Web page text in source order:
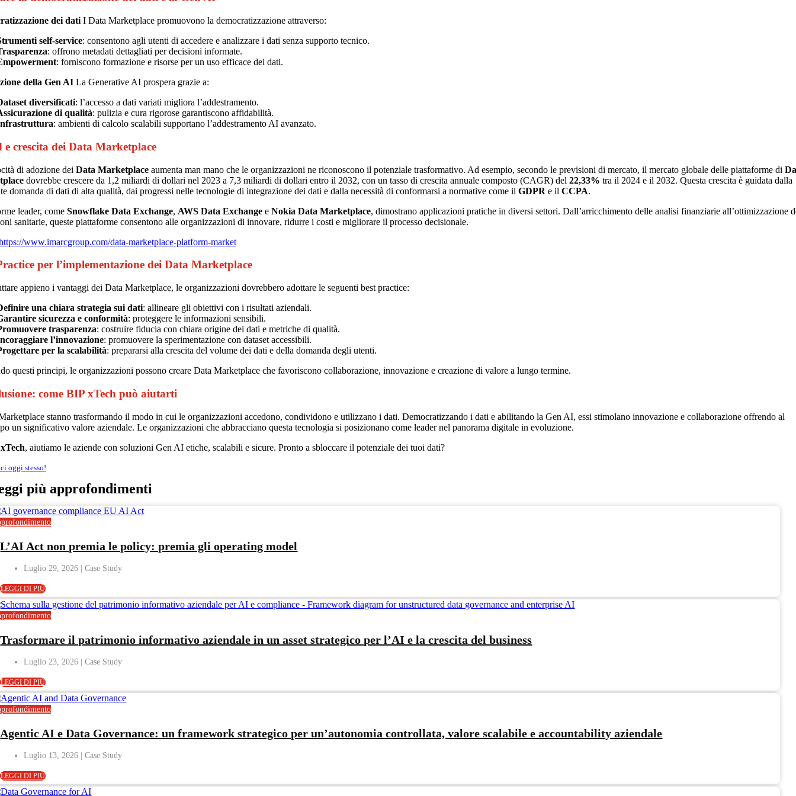
dei datiI Data Marketplace promuovono la democratizzazione attraverso:
self-service: consentono agli utenti di accedere e analizzare i dati senza supporto tecnico.
: offrono metadati dettagliati per decisioni informate.
: forniscono formazione e risorse per un uso efficace dei dati.
della Gen AI La Generative AI prospera grazie a:
diversificati: l’accesso a dati variati migliora l’addestramento.
di qualità: pulizia e cura rigorose garantiscono affidabilità.
: ambienti di calcolo scalabili supportano l’addestramento AI avanzato.
e crescita dei Data Marketplace
di adozione dei Data Marketplaceaumenta man mano che le organizzazioni ne riconoscono il potenziale trasformativo. Ad esempio, secondo le previsioni di mercato, il mercato globale delle piattaforme di
dovrebbe crescere da 1,2 miliardi di dollari nel 2023 a 7,3 miliardi di dollari entro il 2032, con un tasso di crescita annuale composto (CAGR) del 22,33% tra il 2024 e il 2032. Questa crescita è guidata dalla
domanda di dati di alta qualità, dai progressi nelle tecnologie di integrazione dei dati e dalla necessità di conformarsi a normative come il GDPR e il CCPA.
leader, come Snowflake Data Exchange, AWS Data Exchangee Nokia Data Marketplace, dimostrano applicazioni pratiche in diversi settori. Dall’arricchimento delle analisi finanziarie all’ottimizzazione
sanitarie, queste piattaforme consentono alle organizzazioni di innovare, ridurre i costi e migliorare il processo decisionale.
www.imarcgroup.com/data-marketplace-platform-market
per l’implementazione dei Data Marketplace
appieno i vantaggi dei Data Marketplace, le organizzazioni dovrebbero adottare le seguenti best practice:
una chiara strategia sui dati: allineare gli obiettivi con i risultati aziendali.
sicurezza e conformità: proteggere le informazioni sensibili.
trasparenza: costruire fiducia con chiara origine dei dati e metriche di qualità.
l’innovazione: promuovere la sperimentazione con dataset accessibili.
per la scalabilità: prepararsi alla crescita del volume dei dati e della domanda degli utenti.
questi principi, le organizzazioni possono creare Data Marketplace che favoriscono collaborazione, innovazione e creazione di valore a lungo termine.
come BIP xTech può aiutarti
stanno trasformando il modo in cui le organizzazioni accedono, condividono e utilizzano i dati. Democratizzando i dati e abilitando la Gen AI, essi stimolano innovazione e collaborazione offrendo al
un significativo valore aziendale. Le organizzazioni che abbracciano questa tecnologia si posizionano come leader nel panorama digitale in evoluzione.
, aiutiamo le aziende con soluzioni Gen AI etiche, scalabili e sicure. Pronto a sbloccare il potenziale dei tuoi dati?
oggi stesso!
piùapprofondimenti
L’AI Act non premia le policy: premia gli operating model
Luglio 29, 2026
LEGGI DI PIÙ
Trasformare il patrimonio informativo aziendale in un asset strategico per l’AI e la crescita del business
Luglio 23, 2026
LEGGI DI PIÙ
Agentic AI e Data Governance: un framework strategico per un’autonomia controllata, valore scalabile e accountability aziendale
Luglio 13, 2026
LEGGI DI PIÙ